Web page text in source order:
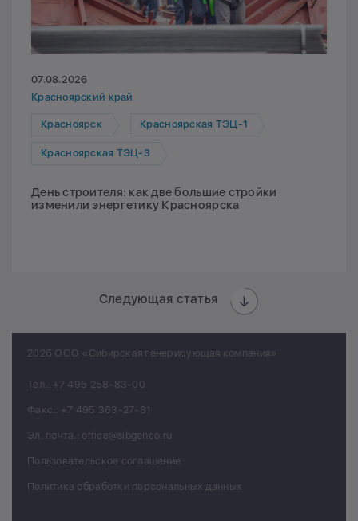
07.08.2026
Красноярский край
Красноярск Красноярская ТЭЦ-1
Красноярская ТЭЦ-3
День строителя: как две большие стройки
изменили энергетику Красноярска
Следующая статья
2026 ООО «Сибирская генерирующая компания»
Тел.: +7 495 258-83-00
Факс.: +7 495 363-27-81
Эл. почта.: office@sibgenco.ru
Пользовательское соглашение
Политика обработки персональных данных